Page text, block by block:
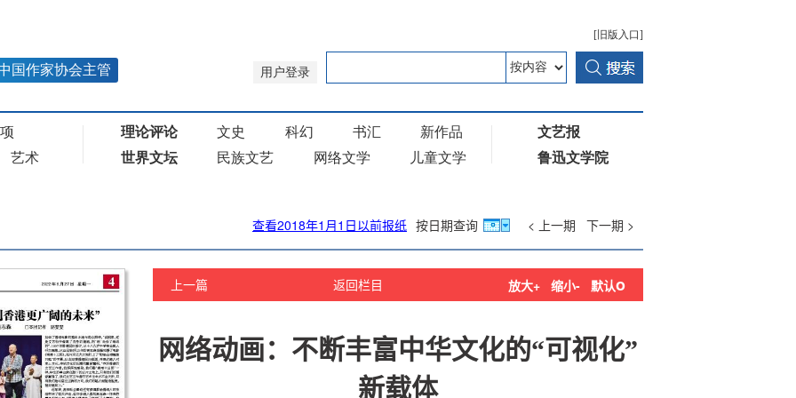
查看2018年1月1日以前报纸 按日期查询 < 上一期 下一期 >
返回栏目
上一篇 放大+ 缩小- 默认o
网络动画：不断丰富中华文化的“可视化”
新载体